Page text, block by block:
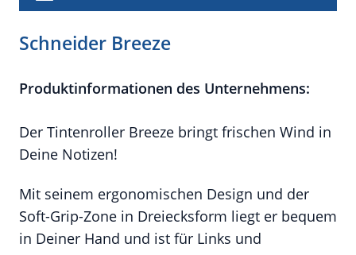
Schneider Breeze
Produktinformationen des Unternehmens:
Der Tintenroller Breeze bringt frischen Wind in
Deine Notizen!
Mit seinem ergonomischen Design und der
Soft-Grip-Zone in Dreiecksform liegt er bequem
in Deiner Hand und ist für Links und